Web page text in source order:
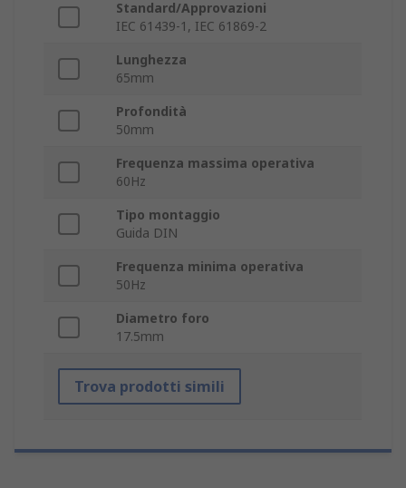
Standard/Approvazioni
IEC 61439-1, IEC 61869-2
Lunghezza
65mm
Profondità
50mm
Frequenza massima operativa
60Hz
Tipo montaggio
Guida DIN
Frequenza minima operativa
50Hz
Diametro foro
17.5mm
Trova prodotti simili